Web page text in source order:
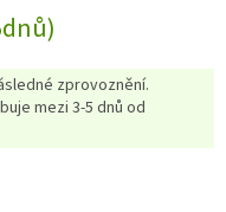
zprovoznění.
mezi 3-5 dnů od